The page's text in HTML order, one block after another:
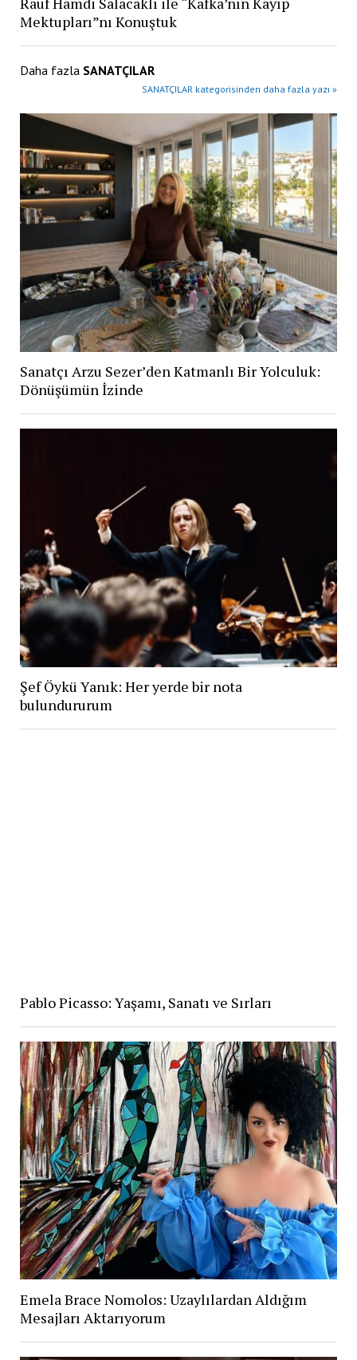
Mektupları”nı Konuştuk
Daha fazla SANATÇILAR
SANATÇILAR kategorisinden daha fazla yazı »
Sanatçı Arzu Sezer’den Katmanlı Bir Yolculuk:
Dönüşümün İzinde
Şef Öykü Yanık: Her yerde bir nota
bulundururum
Pablo Picasso: Yaşamı, Sanatı ve Sırları
Emela Brace Nomolos: Uzaylılardan Aldığım
Mesajları Aktarıyorum